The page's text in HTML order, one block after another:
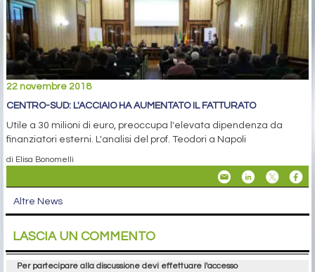
22 novembre 2018
CENTRO-SUD: L'ACCIAIO HA AUMENTATO IL FATTURATO
Utile a 30 milioni di euro, preoccupa l'elevata dipendenza da
finanziatori esterni. L'analisi del prof. Teodori a Napoli
di Elisa Bonomelli
Altre News
LASCIA UN COMMENTO
Per partecipare alla discussione devi effettuare l'accesso